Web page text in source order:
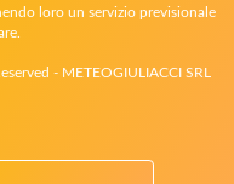
loro un servizio previsionale
- METEOGIULIACCI SRL